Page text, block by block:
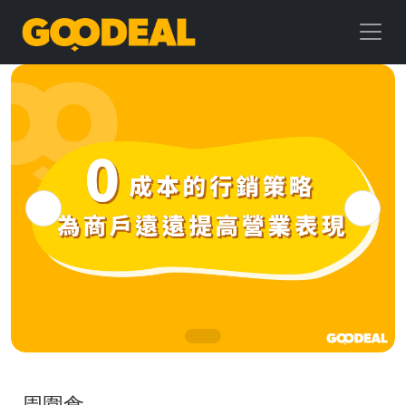
GOODEAL
早
早
鳥